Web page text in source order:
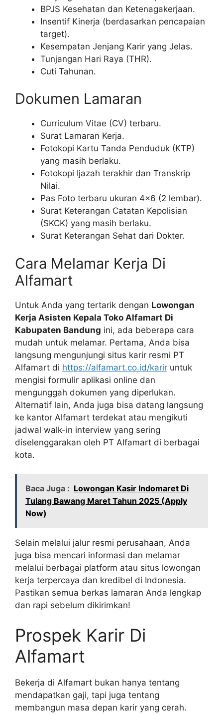
BPJS Kesehatan dan Ketenagakerjaan.
Insentif Kinerja (berdasarkan pencapaian
target).
Kesempatan Jenjang Karir yang Jelas.
Tunjangan Hari Raya (THR).
Cuti Tahunan.
Dokumen Lamaran
Curriculum Vitae (CV) terbaru.
Surat Lamaran Kerja.
Fotokopi Kartu Tanda Penduduk (KTP)
yang masih berlaku.
Fotokopi Ijazah terakhir dan Transkrip
Nilai.
Pas Foto terbaru ukuran 4×6 (2 lembar).
Surat Keterangan Catatan Kepolisian
(SKCK) yang masih berlaku.
Surat Keterangan Sehat dari Dokter.
Cara Melamar Kerja Di
Alfamart
Untuk Anda yang tertarik dengan Lowongan
Kerja Asisten Kepala Toko Alfamart Di
Kabupaten Bandung ini, ada beberapa cara
mudah untuk melamar. Pertama, Anda bisa
langsung mengunjungi situs karir resmi PT
Alfamart di https://alfamart.co.id/karir untuk
mengisi formulir aplikasi online dan
mengunggah dokumen yang diperlukan.
Alternatif lain, Anda juga bisa datang langsung
ke kantor Alfamart terdekat atau mengikuti
jadwal walk-in interview yang sering
diselenggarakan oleh PT Alfamart di berbagai
kota.
Baca Juga : Lowongan Kasir Indomaret Di
Tulang Bawang Maret Tahun 2025 (Apply
Now)
Selain melalui jalur resmi perusahaan, Anda
juga bisa mencari informasi dan melamar
melalui berbagai platform atau situs lowongan
kerja terpercaya dan kredibel di Indonesia.
Pastikan semua berkas lamaran Anda lengkap
dan rapi sebelum dikirimkan!
Prospek Karir Di
Alfamart
Bekerja di Alfamart bukan hanya tentang
mendapatkan gaji, tapi juga tentang
membangun masa depan karir yang cerah.